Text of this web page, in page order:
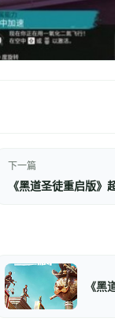
下一篇
《黑道圣徒重启版》
《黑